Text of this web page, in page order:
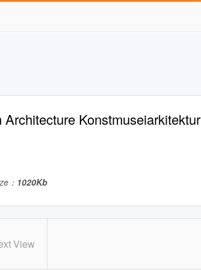
Konstmuseiarkitektur
： 1020Kb
View